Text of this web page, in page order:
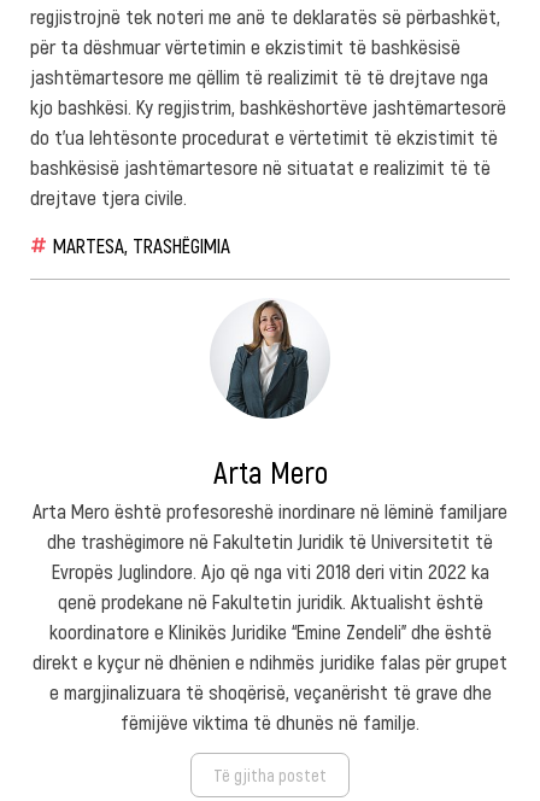
regjistrojnë tek noteri me anë te deklaratës së përbashkët,
për ta dëshmuar vërtetimin e ekzistimit të bashkësisë
jashtëmartesore me qëllim të realizimit të të drejtave nga
kjo bashkësi. Ky regjistrim, bashkëshortëve jashtëmartesorë
do t’ua lehtësonte procedurat e vërtetimit të ekzistimit të
bashkësisë jashtëmartesore në situatat e realizimit të të
drejtave tjera civile.
MARTESA TRASHËGIMIA
Arta Mero
Arta Mero është profesoreshë inordinare në lëminë familjare
dhe trashëgimore në Fakultetin Juridik të Universitetit të
Evropës Juglindore. Ajo që nga viti 2018 deri vitin 2022 ka
qenë prodekane në Fakultetin juridik. Aktualisht është
koordinatore e Klinikës Juridike “Emine Zendeli” dhe është
direkt e kyçur në dhënien e ndihmës juridike falas për grupet
e margjinalizuara të shoqërisë, veçanërisht të grave dhe
fëmijëve viktima të dhunës në familje.
Të gjitha postet